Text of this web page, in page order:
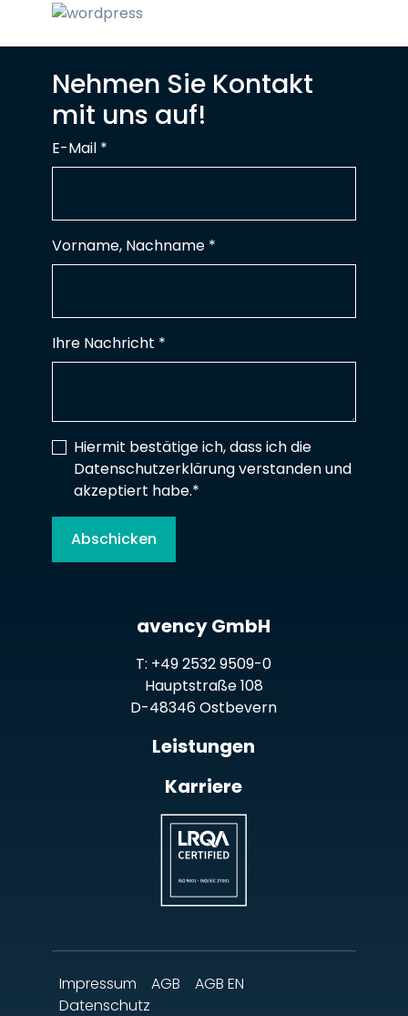
Nehmen Sie Kontakt
mit uns auf!
E-Mail *
Vorname, Nachname *
Ihre Nachricht *
Hiermit bestätige ich, dass ich die
Datenschutzerklärung verstanden und
akzeptiert habe.*
Abschicken
avency GmbH
T: +49 2532 9509-0
Hauptstraße 108
D-48346 Ostbevern
Leistungen
Karriere
Impressum AGB
AGB EN
Datenschutz